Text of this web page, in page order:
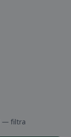
— filtra